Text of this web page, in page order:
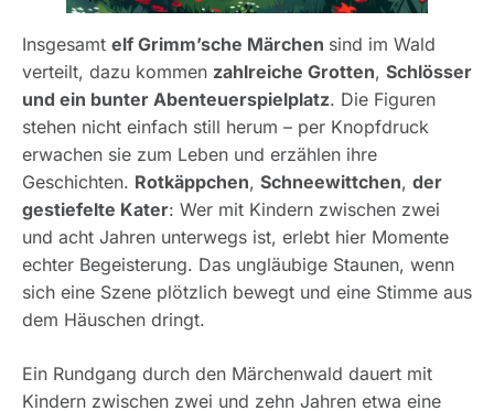
Insgesamt elf Grimm’sche Märchen sind im Wald
verteilt, dazu kommen zahlreiche Grotten, Schlösser
und ein bunter Abenteuerspielplatz. Die Figuren
stehen nicht einfach still herum – per Knopfdruck
erwachen sie zum Leben und erzählen ihre
Geschichten. Rotkäppchen, Schneewittchen, der
gestiefelte Kater: Wer mit Kindern zwischen zwei
und acht Jahren unterwegs ist, erlebt hier Momente
echter Begeisterung. Das ungläubige Staunen, wenn
sich eine Szene plötzlich bewegt und eine Stimme aus
dem Häuschen dringt.
Ein Rundgang durch den Märchenwald dauert mit
Kindern zwischen zwei und zehn Jahren etwa eine